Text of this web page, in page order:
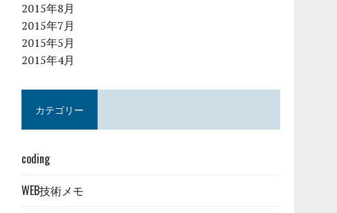
2015年8月
2015年7月
2015年5月
2015年4月
カテゴリー
coding
WEB技術メモ